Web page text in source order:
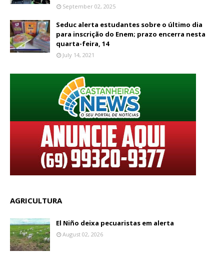
September 02, 2025
Seduc alerta estudantes sobre o último dia
para inscrição do Enem; prazo encerra nesta
quarta-feira, 14
July 14, 2021
AGRICULTURA
El Niño deixa pecuaristas em alerta
August 02, 2026